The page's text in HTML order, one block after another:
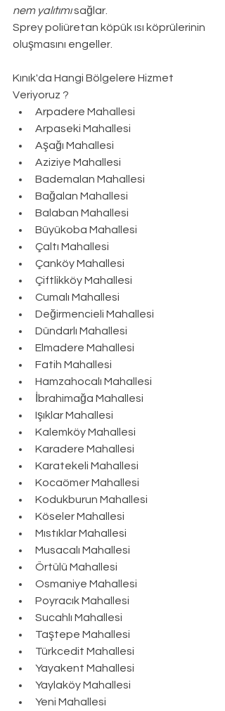
nem yalıtımı sağlar.
Sprey poliüretan köpük ısı köprülerinin
oluşmasını engeller.
Kınık'da Hangi Bölgelere Hizmet
Veriyoruz ?
Arpadere Mahallesi
Arpaseki Mahallesi
Aşağı Mahallesi
Aziziye Mahallesi
Bademalan Mahallesi
Bağalan Mahallesi
Balaban Mahallesi
Büyükoba Mahallesi
Çaltı Mahallesi
Çanköy Mahallesi
Çiftlikköy Mahallesi
Cumalı Mahallesi
Değirmencieli Mahallesi
Dündarlı Mahallesi
Elmadere Mahallesi
Fatih Mahallesi
Hamzahocalı Mahallesi
İbrahimağa Mahallesi
Işıklar Mahallesi
Kalemköy Mahallesi
Karadere Mahallesi
Karatekeli Mahallesi
Kocaömer Mahallesi
Kodukburun Mahallesi
Köseler Mahallesi
Mıstıklar Mahallesi
Musacalı Mahallesi
Örtülü Mahallesi
Osmaniye Mahallesi
Poyracık Mahallesi
Sucahlı Mahallesi
Taştepe Mahallesi
Türkcedit Mahallesi
Yayakent Mahallesi
Yaylaköy Mahallesi
Yeni Mahallesi